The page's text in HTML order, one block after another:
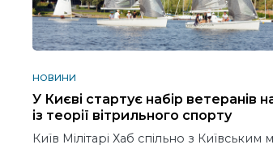
НОВИНИ
У Києві стартує набір ветеранів
із теорії вітрильного спорту
Київ Мілітарі Хаб спільно з Київським